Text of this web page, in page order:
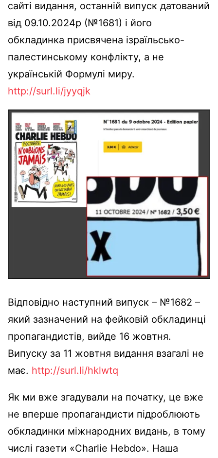
сайті видання, останній випуск датований
від 09.10.2024р (№1681) і його
обкладинка присвячена ізраїльсько-
палестинському конфлікту, а не
українській Формулі миру.
http://surl.li/jyyqjk
Відповідно наступний випуск – №1682 –
який зазначений на фейковій обкладинці
пропагандистів, вийде 16 жовтня.
Випуску за 11 жовтня видання взагалі не
має. http://surl.li/hklwtq
Як ми вже згадували на початку, це вже
не вперше пропагандисти підроблюють
обкладинки міжнародних видань, в тому
числі газети «Charlie Hebdo». Наша